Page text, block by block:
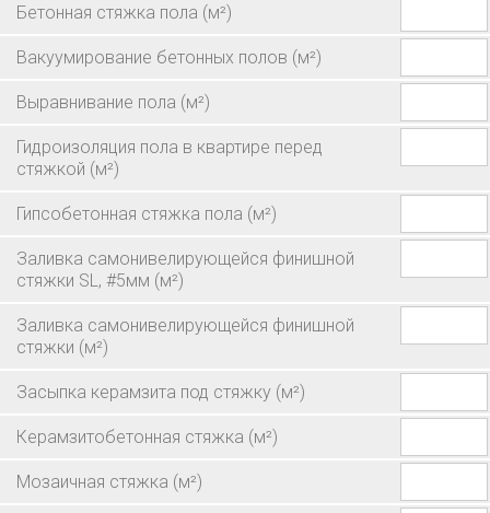
Бетонная стяжка пола (м²)
Вакуумирование бетонных полов (м²)
Выравнивание пола (м²)
Гидроизоляция пола в квартире перед
стяжкой (м²)
Гипсобетонная стяжка пола (м²)
Заливка самонивелирующейся финишной
стяжки SL, #5мм (м²)
Заливка самонивелирующейся финишной
стяжки (м²)
Засыпка керамзита под стяжку (м²)
Керамзитобетонная стяжка (м²)
Мозаичная стяжка (м²)